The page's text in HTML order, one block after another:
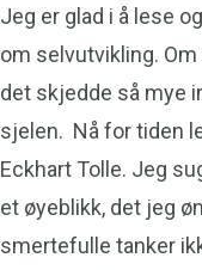
Jeg er glad i å lese
om selvutvikling.
det skjedde så mye
sjelen. Nå for tiden
Eckhart Tolle. Jeg
et øyeblikk, det jeg
smertefulle tanker